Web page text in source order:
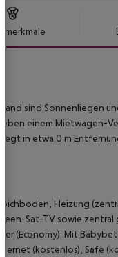
sind Sonnenliegen
einem Mietwagen-
liegt in etwa 0 m
Heizung
Sat-TV sowie zentral
(Economy): Mit
(kostenlos), Safe